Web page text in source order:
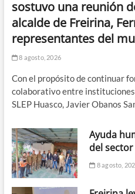
sostuvo una reunión
alcalde de Freirina,
representantes del
8 agosto, 2026
Con el propósito de continuar
colaborativo entre
SLEP Huasco, Javier Obanos
Ayuda
del
8 agosto,